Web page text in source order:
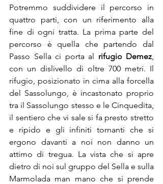
Potremmo suddividere il percorso in
quattro parti, con un riferimento alla
fine di ogni tratta. La prima parte del
percorso è quella che partendo dal
Passo Sella ci porta al rifugio Demez
con un dislivello di oltre 700 metri. Il
rifugio, posizionato in cima alla forcella
del Sassolungo, è incastonato proprio
tra il Sassolungo stesso e le Cinquedita,
il sentiero che vi sale si fa presto stretto
e ripido e gli infiniti tornanti che si
ergono davanti a noi non danno un
attimo di tregua. La vista che si apre
dietro di noi sul gruppo del Sella e sulla
Marmolada man mano che si prende